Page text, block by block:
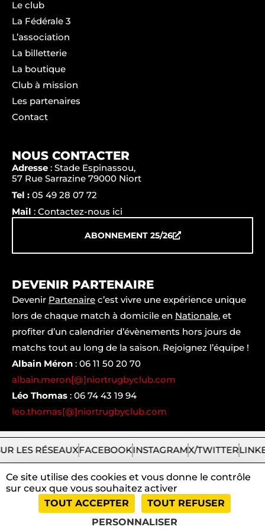
Le club
La Fédérale 3
L’association
La billetterie
La boutique
Club à mission
Les partenaires
Contact
NOUS CONTACTER
Adresse : Stade Espinassou,
57 Rue Sarrazine 79000 Niort
Tel : 05 49 28 07 72
Mail : Contactez-nous ici
ABONNEMENT 25/26
DEVENIR PARTENAIRE
Devenir Partenaire c’est vivre une expérience unique
lors de chaque match à domicile en Nationale, et
profiter d’un calendrier d’évènements hors jours de
matchs tout au long de la saison. Rejoignez l’équipe !
Albain Méron : 06 11 50 20 70
albain.meron[@]niortrugbyclub.com
Léo Thomas : 06 74 43 19 94
leo.thomas[@]niortrugbyclub.com
LES RÉSEAUXFACEBOOKINSTAGRAMX/TWITTER
Niort
2026
|Mentions
|Tous
|
Ce site utilise des cookies et vous donne le contrôle
sur ceux que vous souhaitez activer
TOUT ACCEPTER
TOUT REFUSER
PERSONNALISER